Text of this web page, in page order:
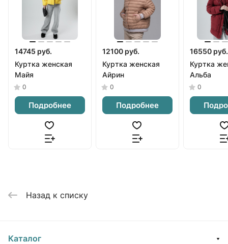
14745 руб.
Куртка женская
Майя
0
Подробнее
12100 руб.
Куртка женская
Айрин
0
Подробнее
16550 руб.
Куртка
Альба
0
Назад к списку
Каталог